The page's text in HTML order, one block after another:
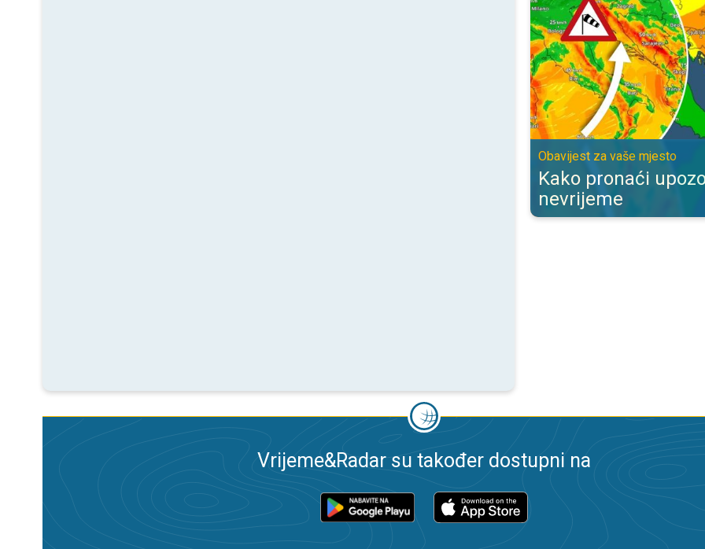
Obavijest za vaše mjesto
Kako pronaći
nevrijeme
Vrijeme&Radar su također dostupni na